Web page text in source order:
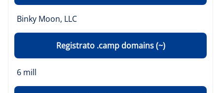
Binky Moon, LLC
Registrato .camp domains (~)
6 mill